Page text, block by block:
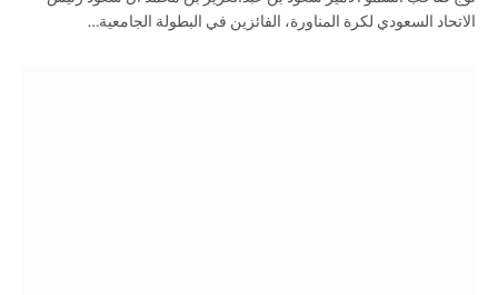
الاتحاد السعودي لكرة المناورة، الفائزين في البطولة الجامعية…